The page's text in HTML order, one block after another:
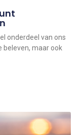
onderdeel van ons
beleven, maar ook